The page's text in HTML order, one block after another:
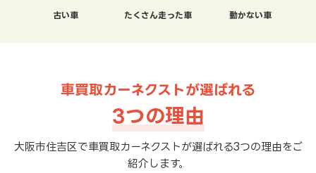
古い車 たくさん走った車 動かない車
車買取カーネクストが選ばれる
3つの理由
大阪市住吉区で車買取カーネクストが選ばれる3つの理由をご
紹介します。